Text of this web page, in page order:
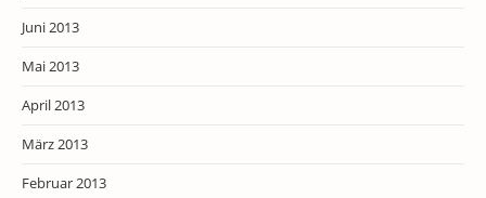
Juni 2013
Mai 2013
April 2013
März 2013
Februar 2013